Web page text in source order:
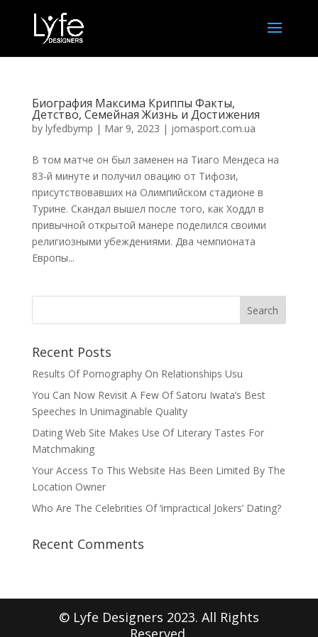
Биография Максима Криппы Факты,
Детство, Семейная Жизнь и Достижения
by lyfedbymp | Mar 9, 2023 | jomasport.com.ua
В том матче он был заменен на Тиаго Мендеса на
83-й минуте и получил овацию от Тифози,
присутствовавших на Олимпийском стадионе в
Турине. Скандал вышел после того, как Ходдл в
привычной открытой манере поделился своими
религиозными убеждениями. Два чемпионата
Европы...
Recent Posts
Results Of Pornography On Relationships Usu
You Can Now Revisit A Few Of Satoru Iwata’s Best
Speeches In Unimaginable Quality
Dating Web Site Makes Use Of Literary Tastes For
Matchmaking
Your Access To This Website Has Been Limited By The
Location Owner
Who Are The Celebrities Of ‘impractical Jokers’ Dating?
Recent Comments
© Lyfe Designers 2023. All Rights
Reserved.